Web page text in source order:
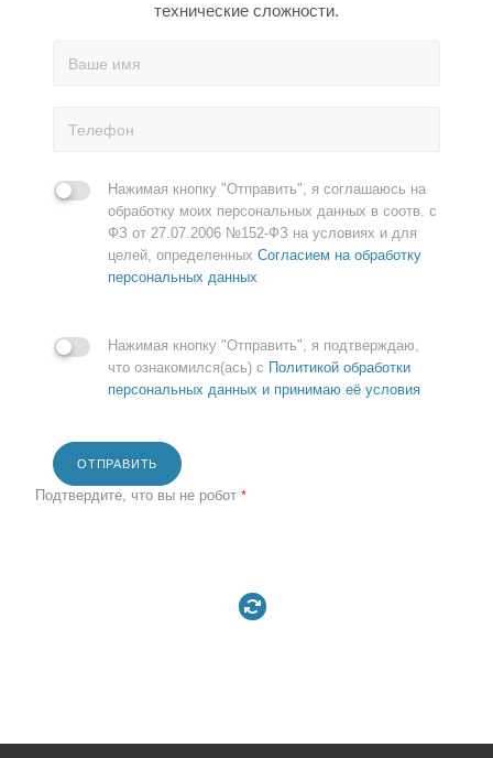
технические сложности.
Нажимая кнопку "Отправить", я соглашаюсь на
обработку моих персональных данных в соотв. с
ФЗ от 27.07.2006 №152-ФЗ на условиях и для
целей, определенных Согласием на обработку
персональных данных
Нажимая кнопку "Отправить", я подтверждаю,
что ознакомился(ась) с Политикой обработки
персональных данных и принимаю её условия
ОТПРАВИТЬ
Подтвердите, что вы не робот *